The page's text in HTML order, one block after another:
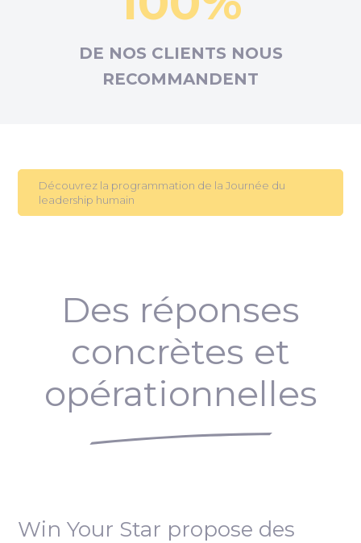
DE NOS CLIENTS NOUS
RECOMMANDENT
Découvrez la programmation de la Journée du
leadership humain
Des réponses
concrètes et
opérationnelles
Win Your Star propose des